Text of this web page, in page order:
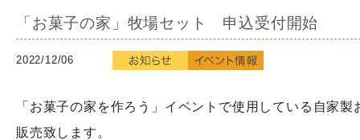
「お菓子の家」牧場セット 申込受付開始
2022/12/06
「お菓子の家を作ろう」イベントで使用している自家製
販売致します。